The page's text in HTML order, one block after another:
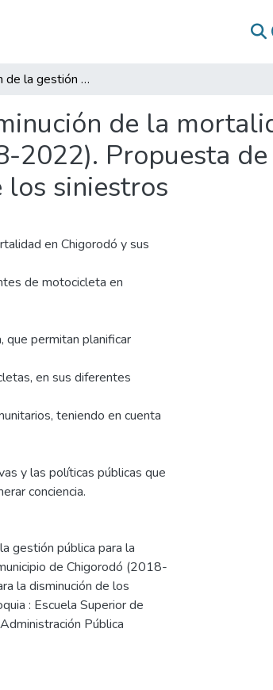
Planificación de la gestión pública para la disminución de la mortalidad por motos en el municipio de Chigorodó (2018-2022). Propuesta de planificación municipal para la disminución de los siniestros
de la
2022). Propuesta de
siniestros
en Chigorodó y sus
de motocicleta en
que permitan planificar
en sus diferentes
teniendo en cuenta
y las políticas públicas que
conciencia.
gestión pública para la
de Chigorodó (2018-
la disminución de los
: Escuela Superior de
Pública